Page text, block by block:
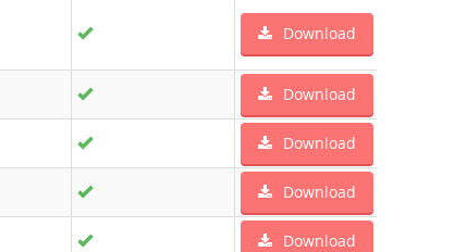
Download
Download
Download
Download
Download